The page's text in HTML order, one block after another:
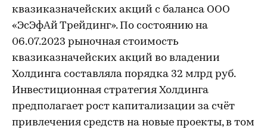
квазиказначейских акций с баланса ООО
«ЭсЭфАй Трейдинг». По состоянию на
06.07.2023 рыночная стоимость
квазиказначейских акций во владении
Холдинга составляла порядка 32 млрд руб.
Инвестиционная стратегия Холдинга
предполагает рост капитализации за счёт
привлечения средств на новые проекты, в том